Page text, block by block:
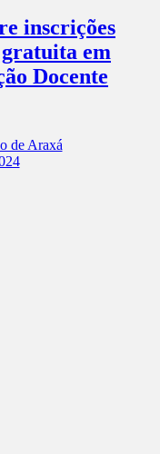
inscrições
em
Docente